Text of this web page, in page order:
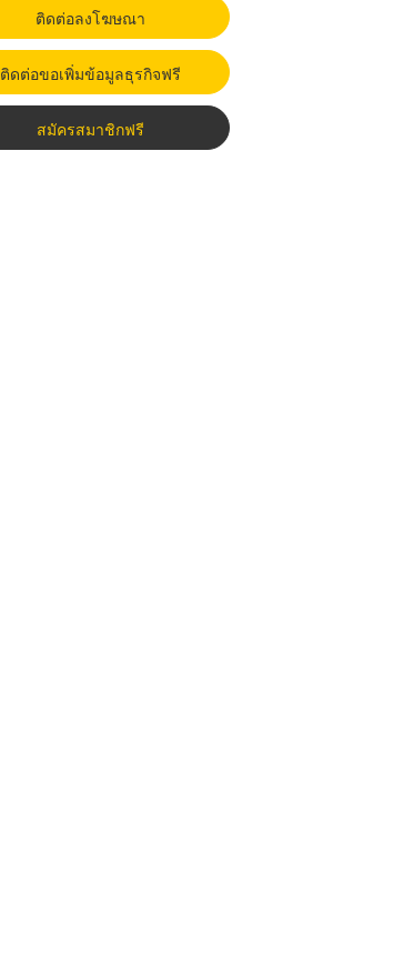
ติดต่อลงโฆษณา
ติดต่อขอเพิ่มข้อมูลธุรกิจฟรี
สมัครสมาชิกฟรี